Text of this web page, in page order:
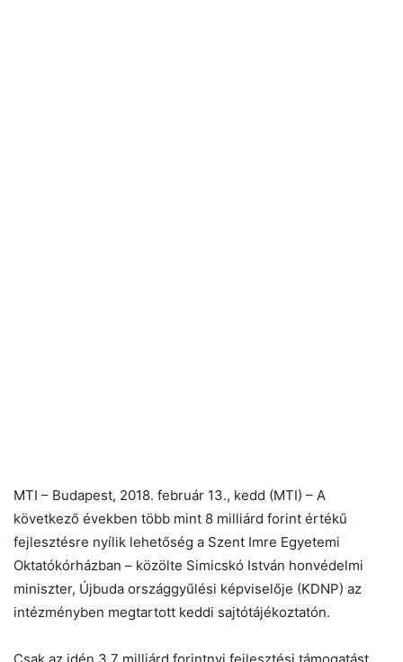
MTI – Budapest, 2018. február 13., kedd (MTI) – A
következő években több mint 8 milliárd forint értékű
fejlesztésre nyílik lehetőség a Szent Imre Egyetemi
Oktatókórházban – közölte Simicskó István honvédelmi
miniszter, Újbuda országgyűlési képviselője (KDNP) az
intézményben megtartott keddi sajtótájékoztatón.